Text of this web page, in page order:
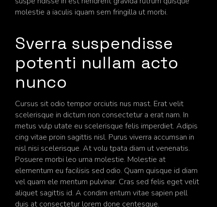
molestie a iaculis iquam sem fringilla ut morbi.
Sverra suspendisse
potenti nullam acto
nunco
Cursus sit odio tempor orciutis nus mast. Erat velit
scelerisque in dictum non consectetur a erat nam. In
metus vulp utate eu scelerisque felis imperdiet. Adipis
cing vitae proin sagittis nisl. Purus viverra accumsan in
nisl nisi scelerisque. At volu tpata diam ut venenatis.
Posuere morbi leo urna molestie. Molestie at
elementum eu facilisis sed odio. Quam quisque id diam
vel quam ele mentum pulvinar. Cras sed felis eget velit
aliquet sagittis id. A condim entum vitae sapien pell
duis at consectetur lorem done centesque.